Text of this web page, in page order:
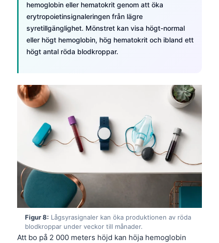
hemoglobin eller hematokrit genom att öka
erytropoietinsignaleringen från lägre
syretillgänglighet. Mönstret kan visa högt-normal
eller högt hemoglobin, hög hematokrit och ibland ett
högt antal röda blodkroppar.
Figur 8: Lågsyrasignaler kan öka produktionen av röda
blodkroppar under veckor till månader.
Att bo på 2 000 meters höjd kan höja hemoglobin
Lietuvių kalba
Polski
Slovenščina
Magyar
Shqip
বাংলা
اردو
मराठी
తెలుగు
ಕನ್ನಡ
മലയാളം
Bahasa Melayu